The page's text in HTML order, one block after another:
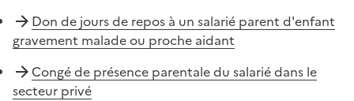
Don de jours de repos à un salarié parent d'enfant
gravement malade ou proche aidant
Congé de présence parentale du salarié dans le
secteur privé